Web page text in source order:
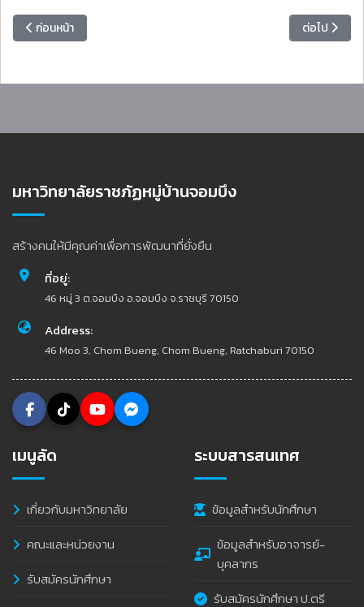
เนื้อหาก่อนหน้า: คณะวิทยาการจัดการ จัดอบรมเชิงปฏิบัติการถ่ายทอดอง
ก่อนหน้า เนื้อหาถัดไ
ต่อไป
มหาวิทยาลัยราชภัฏหมู่บ้านจอมบึง
สร้างคนให้มีคุณค่าเพื่อการพัฒนาที่ยั่งยืน
ที่อยู่:
46 หมู่ 3 ต.จอมบึง อ.จอมบึง จ.ราชบุรี 70150
Address:
46 Moo 3, Chom Bueng, Chom Bueng, Ratchaburi 70150
เมนูลัด
เกี่ยวกับมหาวิทยาลัย
คณะและหน่วยงาน
รับสมัครนักศึกษา
ระบบสารสนเทศ
ข้อมูลสำหรับนักศึกษา
ข้อมูลสำหรับอาจารย์-
บุคลากร
รับสมัครนักศึกษา ป.ตรี